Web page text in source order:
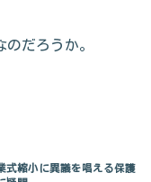
だろうか。
式縮小に異議を唱える保護